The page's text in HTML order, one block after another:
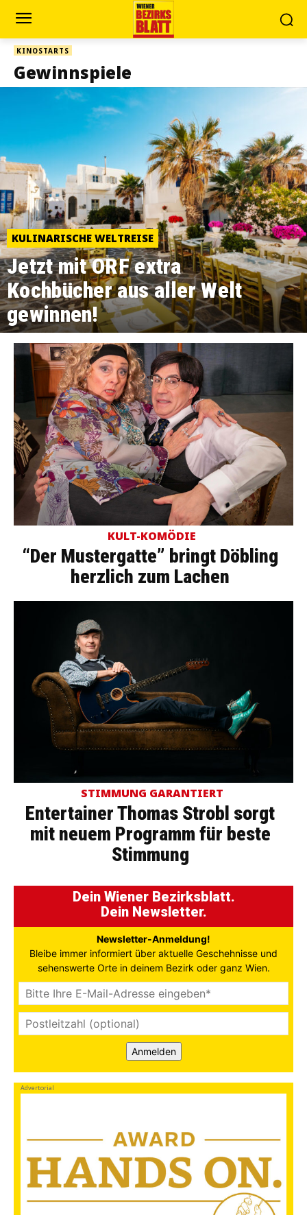
KINOSTARTS
Gewinnspiele
KULINARISCHE WELTREISE
Jetzt mit ORF extra
Kochbücher aus aller Welt
gewinnen!
KULT-KOMÖDIE
“Der Mustergatte” bringt Döbling
herzlich zum Lachen
STIMMUNG GARANTIERT
Entertainer Thomas Strobl sorgt
mit neuem Programm für beste
Stimmung
Dein Wiener Bezirksblatt.
Dein Newsletter.
Newsletter-Anmeldung!
Bleibe immer informiert über aktuelle Geschehnisse und
sehenswerte Orte in deinem Bezirk oder ganz Wien.
Anmelden
Advertorial